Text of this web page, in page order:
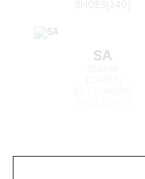
SA